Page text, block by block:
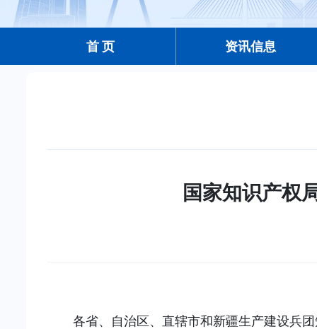
首 页 资讯信息
国家知识产权
各省、自治区、直辖市和新疆生产建设兵